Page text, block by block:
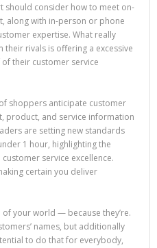
should consider how to meet on-
along with in-person or phone
expertise. What really
rivals is offering a excessive
their customer service
shoppers anticipate customer
product, and service information
are setting new standards
1 hour, highlighting the
service excellence.
certain you deliver
your world — because they’re.
names, but additionally
to do that for everybody,